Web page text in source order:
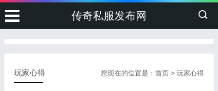
传奇私服发布网
您现在的位置是：首页 >玩家心得
玩家心得